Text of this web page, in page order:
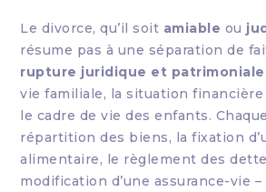
Le divorce, qu’il soit amiable ou
résume pas à une séparation de
rupture juridique et patrimoniale
vie familiale, la situation
le cadre de vie des enfants.
répartition des biens, la fixation
alimentaire, le règlement des
modification d’une assurance-vie